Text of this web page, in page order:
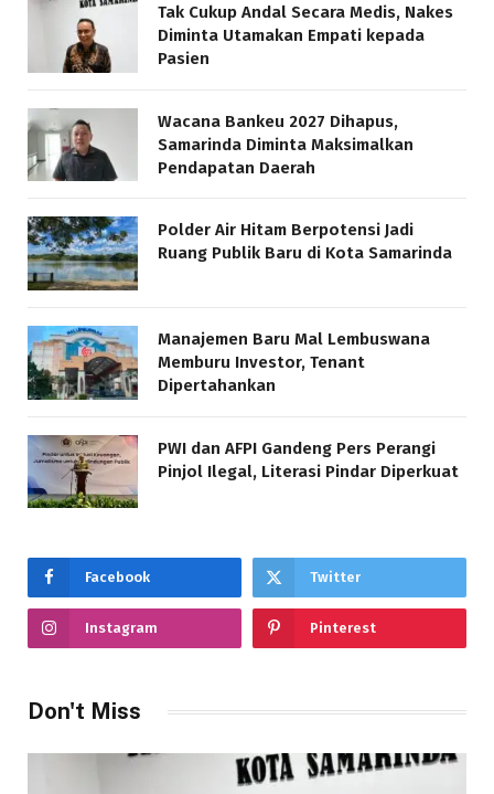
Tak Cukup Andal Secara Medis, Nakes
Diminta Utamakan Empati kepada
Pasien
Wacana Bankeu 2027 Dihapus,
Samarinda Diminta Maksimalkan
Pendapatan Daerah
Polder Air Hitam Berpotensi Jadi
Ruang Publik Baru di Kota Samarinda
Manajemen Baru Mal Lembuswana
Memburu Investor, Tenant
Dipertahankan
PWI dan AFPI Gandeng Pers Perangi
Pinjol Ilegal, Literasi Pindar Diperkuat
Facebook Twitter
Instagram Pinterest
Don't Miss